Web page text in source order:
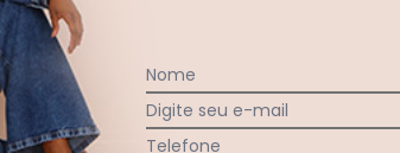
Nome
Digite seu e-mail
Telefone